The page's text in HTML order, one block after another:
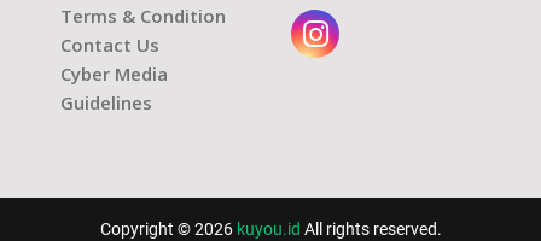
Terms & Condition
Contact Us
Cyber Media
Guidelines
Copyright © 2026 kuyou.id All rights reserved.